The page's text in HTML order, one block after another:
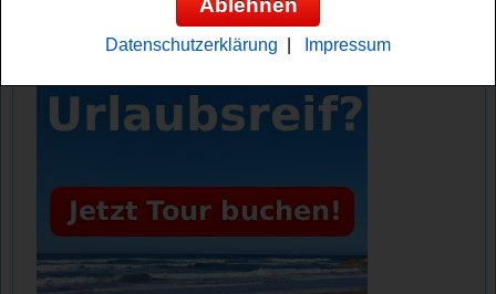
Ablehnen
Datenschutzerklärung Impressum